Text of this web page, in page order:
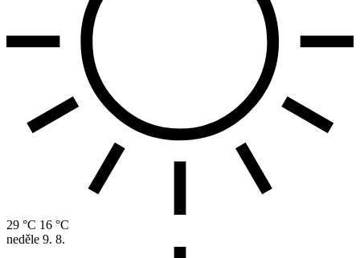
29 °C 16 °C
neděle 9. 8.